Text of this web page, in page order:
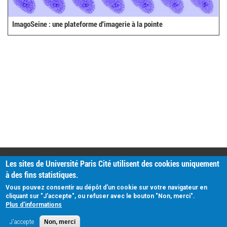
ImagoSeine : une plateforme d'imagerie à la pointe
PRATIQUE
Plan d'accès
Intranet
Mentions légales
Données personnelles
Les sites de Université Paris Cité utilisent des cookies uniquement
à des fins statistiques.
Vous pouvez consentir au dépôt d'un cookie sur votre navigateur en
cliquant sur "J'accepte", ou refuser avec le bouton "Non, merci".
Plus d'informations
J'accepte Non, merci